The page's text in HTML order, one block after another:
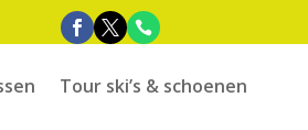
Tour ski’s & schoenen